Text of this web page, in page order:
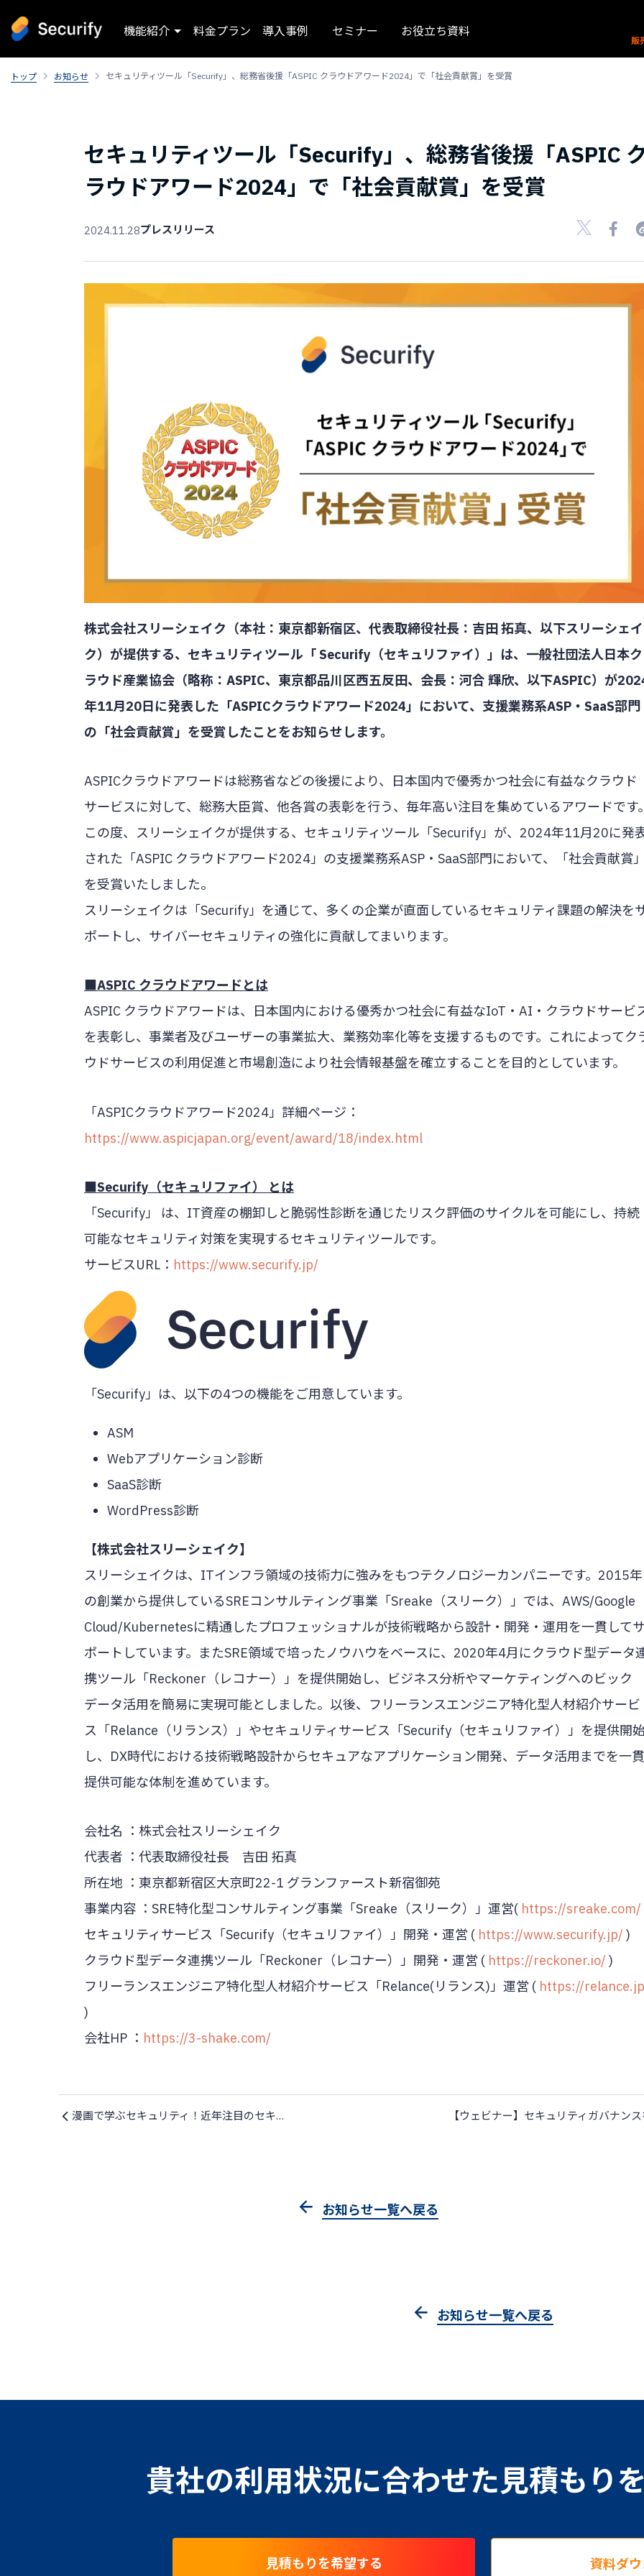
機能紹介 料金プラン 導入事例 セミナー お役立ち資料
トップ お知らせ セキュリティツール「Securify」、総務省後援「ASPIC クラウドアワード2024」で「社会貢献賞」を受賞
セキュリティツール「Securify」、総務省後援「ASPIC
ラウドアワード2024」で「社会貢献賞」を受賞
2024.11.28プレスリリース
株式会社スリーシェイク（本社：東京都新宿区、代表取締役社長：吉田 拓真、以下スリーシェイ
ク）が提供する、セキュリティツール「 Securify（セキュリファイ）」は、一般社団法人日本ク
ラウド産業協会（略称：ASPIC、東京都品川区西五反田、会長：河合 輝欣、以下ASPIC）が
年11月20日に発表した「ASPICクラウドアワード2024」において、支援業務系ASP・SaaS部門
の「社会貢献賞」を受賞したことをお知らせします。
ASPICクラウドアワードは総務省などの後援により、日本国内で優秀かつ社会に有益なクラウド
サービスに対して、総務大臣賞、他各賞の表彰を行う、毎年高い注目を集めているアワードです
この度、スリーシェイクが提供する、セキュリティツール「Securify」が、2024年11月20に発
された「ASPIC クラウドアワード2024」の支援業務系ASP・SaaS部門において、「社会貢献賞
を受賞いたしました。
スリーシェイクは「Securify」を通じて、多くの企業が直面しているセキュリティ課題の解決を
ポートし、サイバーセキュリティの強化に貢献してまいります。
■ASPIC クラウドアワードとは
ASPIC クラウドアワードは、日本国内における優秀かつ社会に有益なIoT・AI・クラウドサービ
を表彰し、事業者及びユーザーの事業拡大、業務効率化等を支援するものです。これによってク
ウドサービスの利用促進と市場創造により社会情報基盤を確立することを目的としています。
「ASPICクラウドアワード2024」詳細ページ：
https://www.aspicjapan.org/event/award/18/index.html
■Securify（セキュリファイ） とは
「Securify」 は、IT資産の棚卸しと脆弱性診断を通じたリスク評価のサイクルを可能にし、持続
可能なセキュリティ対策を実現するセキュリティツールです。
サービスURL： https://www.securify.jp/
「Securify」は、以下の4つの機能をご用意しています。
ASM
Webアプリケーション診断
SaaS診断
WordPress診断
【株式会社スリーシェイク】
スリーシェイクは、ITインフラ領域の技術力に強みをもつテクノロジーカンパニーです。2015年
の創業から提供しているSREコンサルティング事業「Sreake（スリーク）」では、AWS/Google
Cloud/Kubernetesに精通したプロフェッショナルが技術戦略から設計・開発・運用を一貫して
ポートしています。またSRE領域で培ったノウハウをベースに、2020年4月にクラウド型データ
携ツール「Reckoner（レコナー）」を提供開始し、ビジネス分析やマーケティングへのビック
データ活用を簡易に実現可能としました。以後、フリーランスエンジニア特化型人材紹介サービ
ス「Relance（リランス）」やセキュリティサービス「Securify（セキュリファイ）」を提供開
し、DX時代における技術戦略設計からセキュアなアプリケーション開発、データ活用までを一貫
提供可能な体制を進めています。
会社名 ：株式会社スリーシェイク
代表者 ：代表取締役社長 吉田 拓真
所在地 ：東京都新宿区大京町22-1 グランファースト新宿御苑
事業内容 ：SRE特化型コンサルティング事業「Sreake（スリーク）」運営( https://sreake.com/
セキュリティサービス「Securify（セキュリファイ）」開発・運営 ( https://www.securify.jp/ )
クラウド型データ連携ツール「Reckoner（レコナー）」開発・運営 ( https://reckoner.io/ )
フリーランスエンジニア特化型人材紹介サービス「Relance(リランス)」運営 ( https://
)
会社HP ： https://3-shake.com/
漫画で学ぶセキュリティ！近年注目のセキュリティアプローチ「ASM」を解説した資料公開
お知らせ一覧へ戻る
お知らせ一覧へ戻る
貴社の利用状況に合わせた見積もり
見積もりを希望する 資料ダ